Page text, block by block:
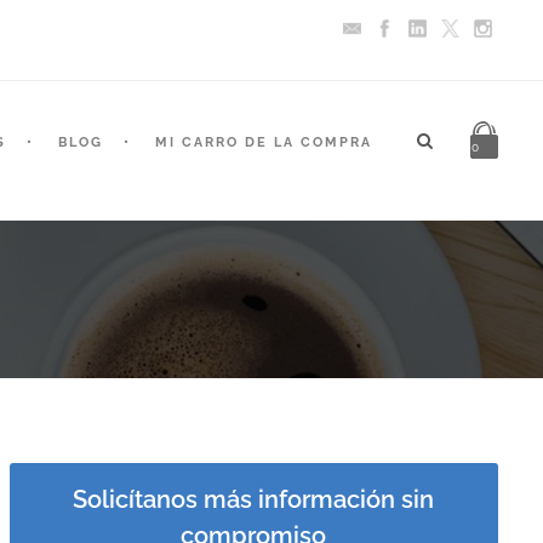
BLOG MI CARRO DE LA COMPRA 0
Solicítanos más información sin
compromiso